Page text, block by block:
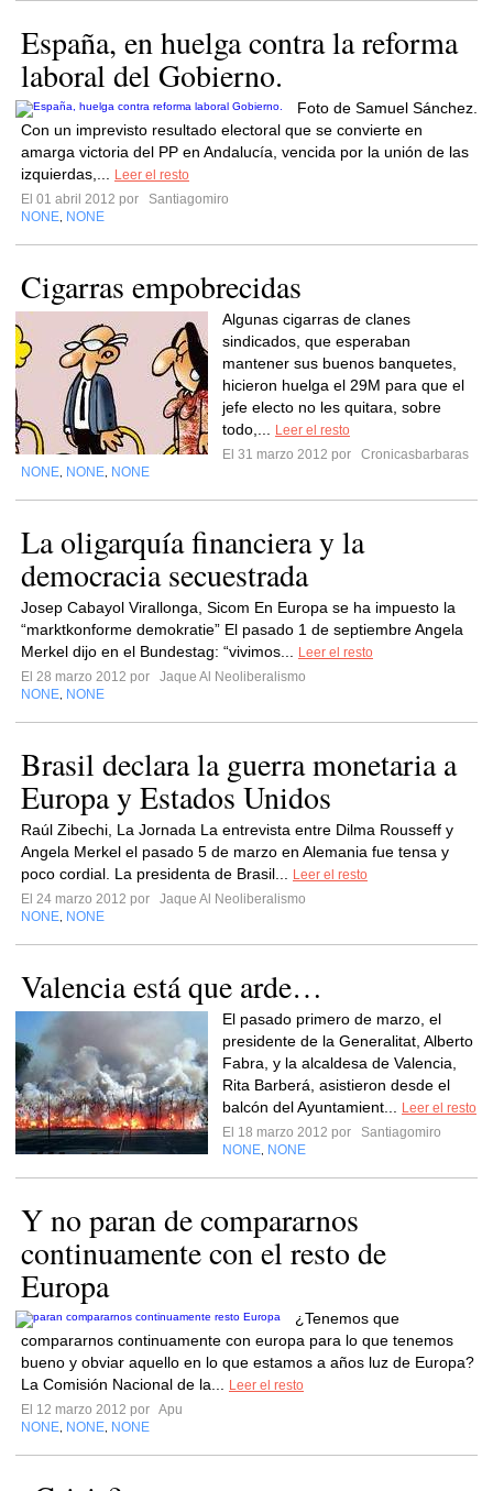
España, en huelga contra la reforma
laboral del Gobierno.
Foto de Samuel Sánchez.
Con un imprevisto resultado electoral que se convierte en
amarga victoria del PP en Andalucía, vencida por la unión de las
izquierdas,...
Leer el resto
El 01 abril 2012 por
Santiagomiro
NONE NONE
Cigarras empobrecidas
Algunas cigarras de clanes
sindicados, que esperaban
mantener sus buenos banquetes,
hicieron huelga el 29M para que el
jefe electo no les quitara, sobre
todo,...
Leer el resto
El 31 marzo 2012 por
Cronicasbarbaras
NONE NONE NONE
La oligarquía financiera y la
democracia secuestrada
Josep Cabayol Virallonga, Sicom En Europa se ha impuesto la
“marktkonforme demokratie” El pasado 1 de septiembre Angela
Merkel dijo en el Bundestag: “vivimos...
Leer el resto
El 28 marzo 2012 por
Jaque Al Neoliberalismo
NONE NONE
Brasil declara la guerra monetaria a
Europa y Estados Unidos
Raúl Zibechi, La Jornada La entrevista entre Dilma Rousseff y
Angela Merkel el pasado 5 de marzo en Alemania fue tensa y
poco cordial. La presidenta de Brasil...
Leer el resto
El 24 marzo 2012 por
Jaque Al Neoliberalismo
NONE NONE
Valencia está que arde…
El pasado primero de marzo, el
presidente de la Generalitat, Alberto
Fabra, y la alcaldesa de Valencia,
Rita Barberá, asistieron desde el
balcón del Ayuntamient...
Leer el resto
El 18 marzo 2012 por
Santiagomiro
NONE NONE
Y no paran de compararnos
continuamente con el resto de
Europa
¿Tenemos que
compararnos continuamente con europa para lo que tenemos
bueno y obviar aquello en lo que estamos a años luz de Europa?
La Comisión Nacional de la...
Leer el resto
El 12 marzo 2012 por Apu
NONE NONE NONE